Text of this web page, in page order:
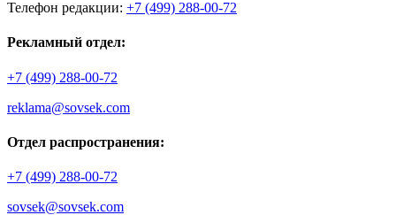
Телефон редакции: +7 (499) 288-00-72
Рекламный отдел:
+7 (499) 288-00-72
reklama@sovsek.com
Отдел распространения:
+7 (499) 288-00-72
sovsek@sovsek.com